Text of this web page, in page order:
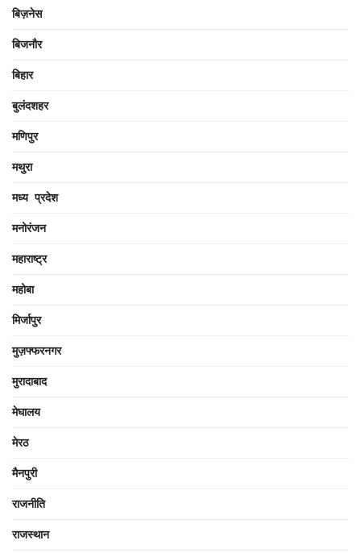
बिज़नेस
बिजनौर
बिहार
बुलंदशहर
मणिपुर
मथुरा
मध्य प्रदेश
मनोरंजन
महाराष्ट्र
महोबा
मिर्जापुर
मुज़फ्फरनगर
मुरादाबाद
मेघालय
मेरठ
मैनपुरी
राजनीति
राजस्थान